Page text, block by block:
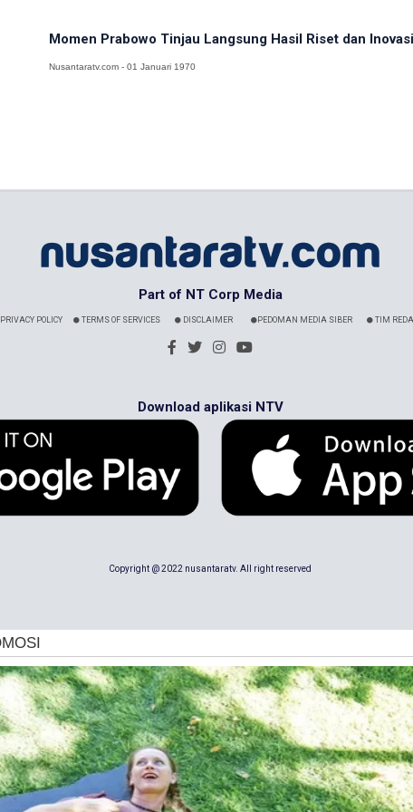
Momen Prabowo Tinjau Langsung Hasil Riset dan
Nusantaratv.com - 01 Januari 1970
Part of NT Corp Media
PRIVACY POLICY TERMS OF SERVICES DISCLAIMER PEDOMAN MEDIA SIBER TIM
Download aplikasi NTV
Copyright @ 2022 nusantaratv. All right reserved